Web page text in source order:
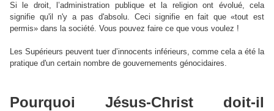
Si le droit, l’administration publique et la religion ont évolué, cela
signifie qu'il n'y a pas d'absolu. Ceci signifie en fait que «tout est
permis» dans la société. Vous pouvez faire ce que vous voulez !
Les Supérieurs peuvent tuer d’innocents inférieurs, comme cela a été la
pratique d'un certain nombre de gouvernements génocidaires.
Pourquoi Jésus-Christ doit-il